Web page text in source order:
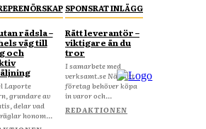
rädsla –
väg till
och
Laporte
grundare av
delar vad
honom...
SPONSRAT INLÄGG
Rätt leverantör –
viktigare än du
tror
I samarbete med
verksamt.se När ditt
företag behöver köpa
in varor och...
REDAKTIONEN